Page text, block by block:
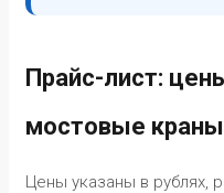
Прайс-лист:
мостовые
Цены указаны в рублях,